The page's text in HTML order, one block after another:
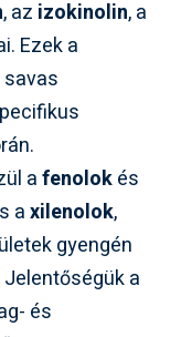
, az izokinolin, a
Ezek a
afenolokés
axilenolok,
gyengén
a
és